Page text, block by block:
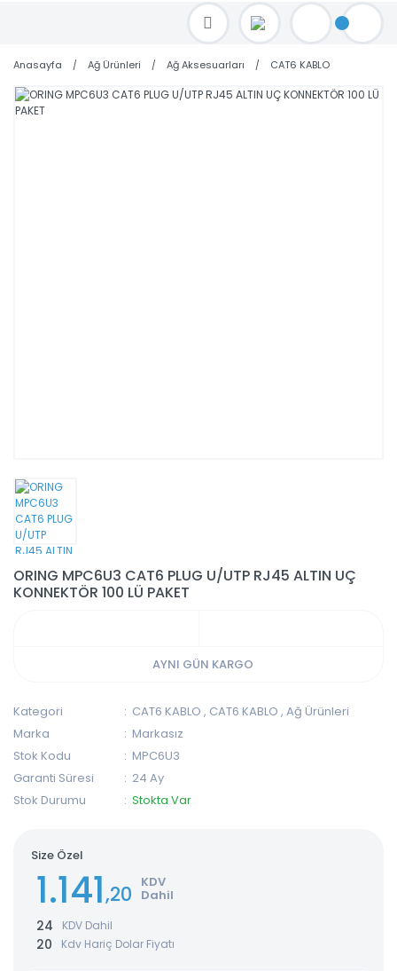
TOPTAN FİYAT ALMAK İÇİN satis@toptanbilgisayar.net MAİL ATINIZ.
SİPARİŞLERİNİZİ AYNI GÜN KARGO İLE GÖNDERİYORUZ!
Anasayfa Ağ Ürünleri Ağ Aksesuarları CAT6 KABLO
ORING MPC6U3 CAT6 PLUG U/UTP RJ45 ALTIN UÇ
KONNEKTÖR 100 LÜ PAKET
AYNI GÜN KARGO
Kategori CAT6 KABLO , CAT6 KABLO ,Ağ Ürünleri
Marka
Markasız
Stok Kodu
MPC6U3
Garanti Süresi
24 Ay
Stok Durumu
Stokta Var
Size Özel
1.141,20 KDV
Dahil
24 KDV Dahil
20 Kdv Hariç Dolar Fiyatı